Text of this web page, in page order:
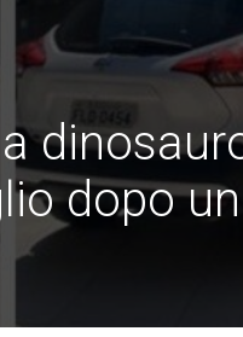
dopo un